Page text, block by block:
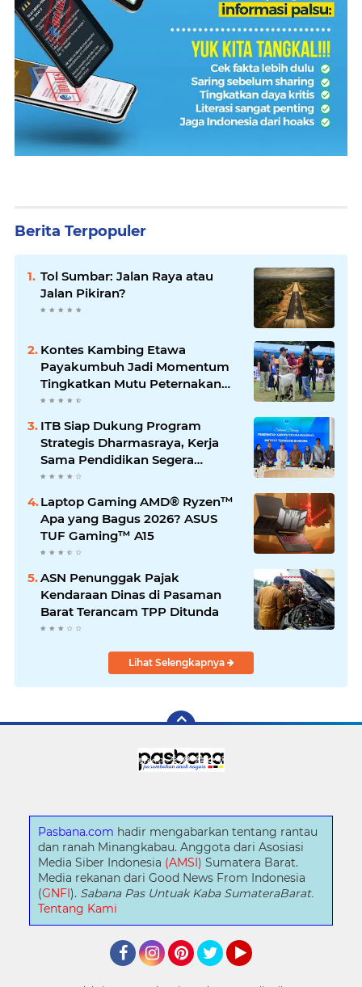
Berita Terpopuler
Tol Sumbar: Jalan Raya atau
Jalan Pikiran?
Kontes Kambing Etawa
Payakumbuh Jadi Momentum
Tingkatkan Mutu Peternakan
Lokal
ITB Siap Dukung Program
Strategis Dharmasraya, Kerja
Sama Pendidikan Segera
Difinalkan
Laptop Gaming AMD® Ryzen™
Apa yang Bagus 2026? ASUS
TUF Gaming™ A15
ASN Penunggak Pajak
Kendaraan Dinas di Pasaman
Barat Terancam TPP Ditunda
Lihat Selengkapnya
Pasbana.com hadir mengabarkan tentang rantau
dan ranah Minangkabau. Anggota dari Asosiasi
Media Siber Indonesia (AMSI) Sumatera Barat.
Media rekanan dari Good News From Indonesia
(GNFI). Sabana Pas Untuak Kaba SumateraBarat.
Tentang Kami